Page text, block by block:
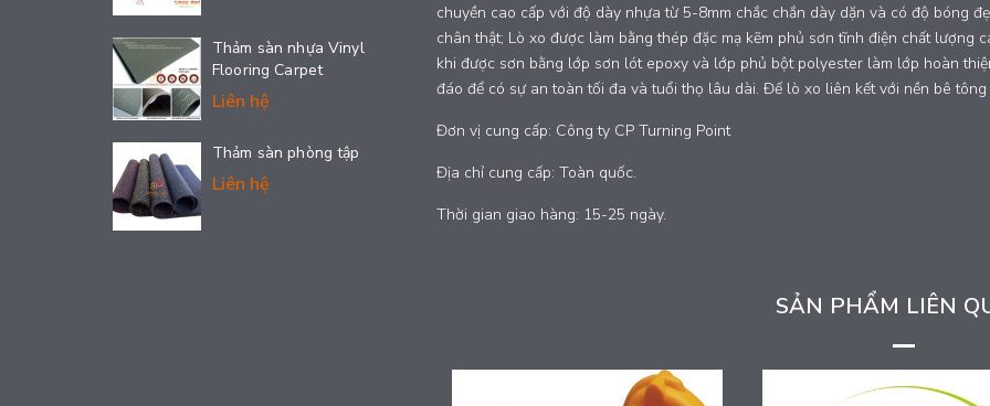
chuyền cao cấp với độ dày nhựa từ 5-8mm chắc chắn dày dặn và có độ bóng
chân thật; Lò xo được làm bằng thép đặc mạ kẽm phủ sơn tĩnh điện chất lượng
khi được sơn bằng lớp sơn lót epoxy và lớp phủ bột polyester làm lớp hoàn
đáo để có sự an toàn tối đa và tuổi thọ lâu dài. Đế lò xo liên kết với nền bê
Đơn vị cung cấp: Công ty CP Turning Point
Địa chỉ cung cấp: Toàn quốc.
Thời gian giao hàng: 15-25 ngày.
SẢN PHẨM LIÊN
Thảm sàn nhựa Vinyl
Flooring Carpet
Liên hệ
Thảm sàn phòng tập
Liên hệ